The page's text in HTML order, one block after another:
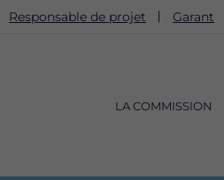
Responsable de projet Garant
principale
LA COMMISSION